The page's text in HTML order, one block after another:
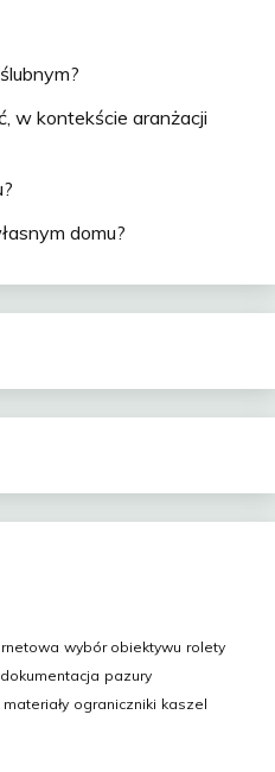
w kontekście aranżacji
domu?
wybór obiektywu rolety
dokumentacja pazury
ograniczniki kaszel